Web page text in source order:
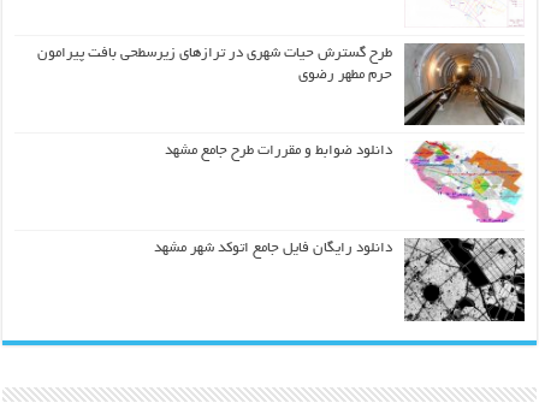
طرح گسترش حیات شهري در ترازهاي زیرسطحی بافت پیرامون
حرم مطهر رضوي
دانلود ضوابط و مقررات طرح جامع مشهد
دانلود رایگان فایل جامع اتوکد شهر مشهد